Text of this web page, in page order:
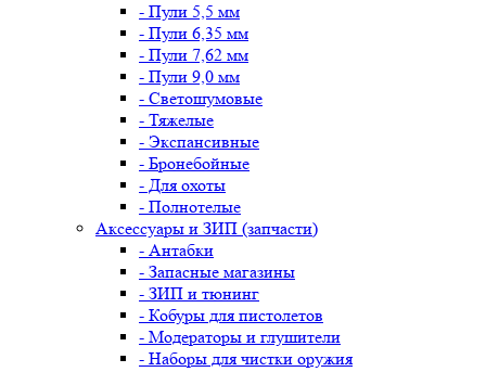
- Пули 5,5 мм
- Пули 6,35 мм
- Пули 7,62 мм
- Пули 9,0 мм
- Светошумовые
- Тяжелые
- Экспансивные
- Бронебойные
- Для охоты
- Полнотелые
Аксессуары и ЗИП (запчасти)
- Антабки
- Запасные магазины
- ЗИП и тюнинг
- Кобуры для пистолетов
- Модераторы и глушители
- Наборы для чистки оружия